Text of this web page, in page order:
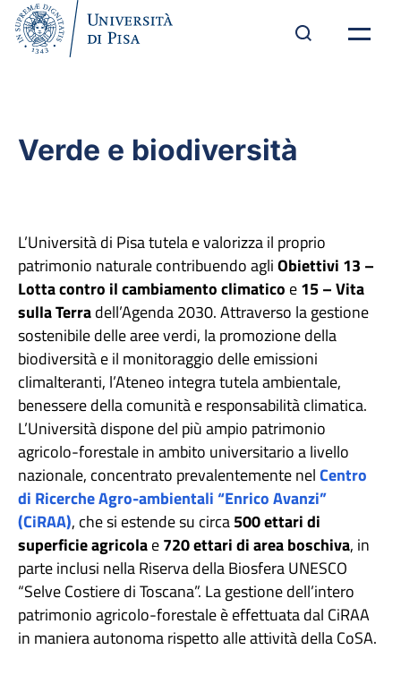
Verde e biodiversità
L’Università di Pisa tutela e valorizza il proprio
patrimonio naturale contribuendo agliObiettivi 13 –
Lotta contro il cambiamento climatico e15 – Vita
sulla Terradell’Agenda 2030. Attraverso la gestione
sostenibile delle aree verdi, la promozione della
biodiversità e il monitoraggio delle emissioni
climalteranti, l’Ateneo integra tutela ambientale,
benessere della comunità e responsabilità climatica.
L’Università dispone del più ampio patrimonio
agricolo-forestale in ambito universitario a livello
nazionale, concentrato prevalentemente nelCentro
di Ricerche Agro-ambientali “Enrico Avanzi”
(CiRAA), che si estende su circa500 ettari di
superficie agricolae720 ettari di area boschiva, in
parte inclusi nella Riserva della Biosfera UNESCO
“Selve Costiere di Toscana”. La gestione dell’intero
patrimonio agricolo-forestale è effettuata dal CiRAA
in maniera autonoma rispetto alle attività della CoSA.